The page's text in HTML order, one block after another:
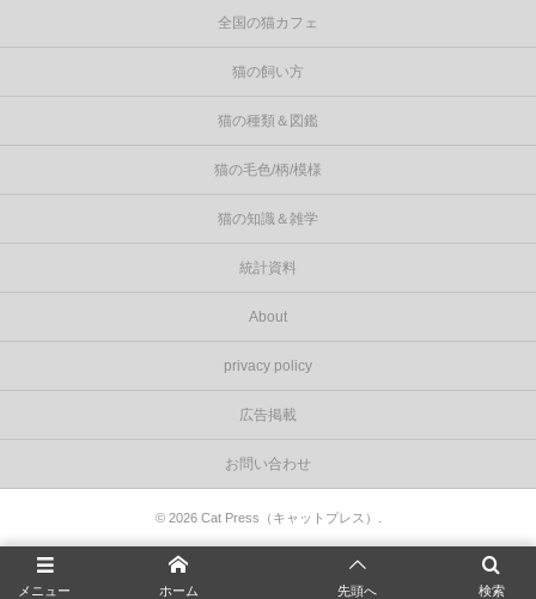
全国の猫カフェ
猫の飼い方
猫の種類＆図鑑
猫の毛色/柄/模様
猫の知識＆雑学
統計資料
About
privacy policy
広告掲載
お問い合わせ
© 2026 Cat Press（キャットプレス）
メニュー 検索
ホーム 先頭へ